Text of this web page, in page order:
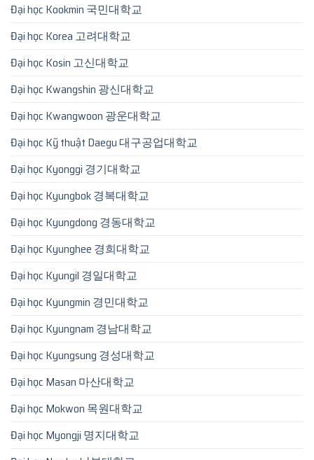
Đại học Kookmin 국민대학교
Đại học Korea 고려대학교
Đại học Kosin 고신대학교
Đại học Kwangshin 광신대학교
Đại học Kwangwoon 광운대학교
Đại học Kỹ thuật Daegu 대구공업대학교
Đại học Kyonggi 경기대학교
Đại học Kyungbok 경복대학교
Đại học Kyungdong 경동대학교
Đại học Kyunghee 경희대학교
Đại học Kyungil 경일대학교
Đại học Kyungmin 경민대학교
Đại học Kyungnam 경남대학교
Đại học Kyungsung 경성대학교
Đại học Masan 마산대학교
Đại học Mokwon 목원대학교
Đại học Myongji 명지대학교